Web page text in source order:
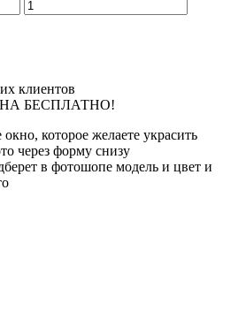
клиентов
БЕСПЛАТНО!
которое желаете украсить
через форму снизу
в фотошопе модель и цвет и